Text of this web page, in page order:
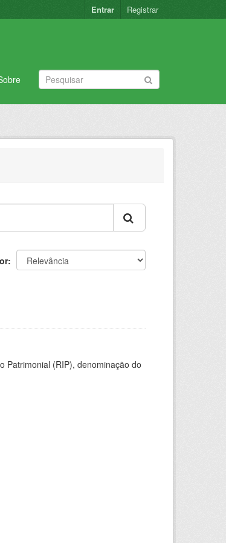
Entrar Registrar
Patrimonial (RIP), denominação do